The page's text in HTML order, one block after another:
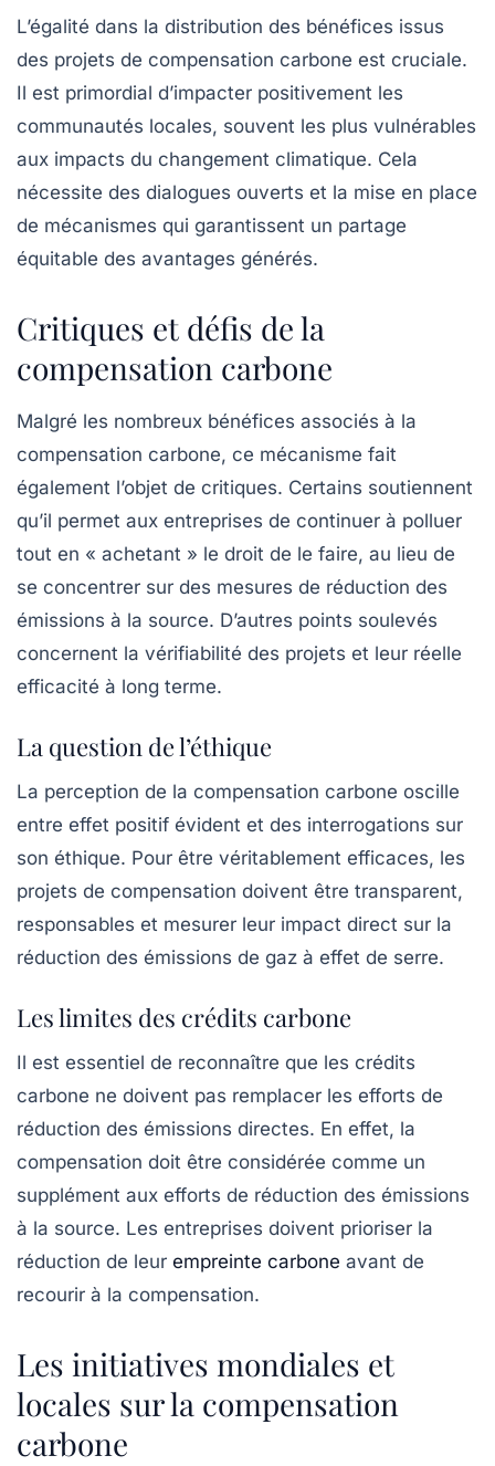
L’égalité dans la distribution des bénéfices issus
des projets de compensation carbone est cruciale.
Il est primordial d’impacter positivement les
communautés locales, souvent les plus vulnérables
aux impacts du changement climatique. Cela
nécessite des dialogues ouverts et la mise en place
de mécanismes qui garantissent un partage
équitable des avantages générés.
Critiques et défis de la
compensation carbone
Malgré les nombreux bénéfices associés à la
compensation carbone, ce mécanisme fait
également l’objet de critiques. Certains soutiennent
qu’il permet aux entreprises de continuer à polluer
tout en « achetant » le droit de le faire, au lieu de
se concentrer sur des mesures de réduction des
émissions à la source. D’autres points soulevés
concernent la vérifiabilité des projets et leur réelle
efficacité à long terme.
La question de l’éthique
La perception de la compensation carbone oscille
entre effet positif évident et des interrogations sur
son éthique. Pour être véritablement efficaces, les
projets de compensation doivent être transparent,
responsables et mesurer leur impact direct sur la
réduction des émissions de gaz à effet de serre.
Les limites des crédits carbone
Il est essentiel de reconnaître que les crédits
carbone ne doivent pas remplacer les efforts de
réduction des émissions directes. En effet, la
compensation doit être considérée comme un
supplément aux efforts de réduction des émissions
à la source. Les entreprises doivent prioriser la
réduction de leur empreinte carbone avant de
recourir à la compensation.
Les initiatives mondiales et
locales sur la compensation
carbone